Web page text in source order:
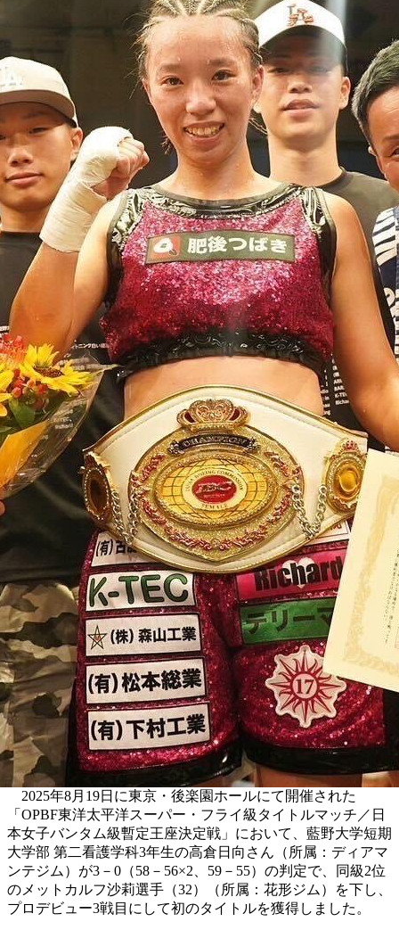
2025年8月19日に東京・後楽園ホールにて開催された
「OPBF東洋太平洋スーパー・フライ級タイトルマッチ／日
本女子バンタム級暫定王座決定戦」において、藍野大学短期
大学部 第二看護学科3年生の高倉日向さん（所属：ディアマ
ンテジム）が3－0（58－56×2、59－55）の判定で、同級2位
のメットカルフ沙莉選手（32）（所属：花形ジム）を下し、
プロデビュー3戦目にして初のタイトルを獲得しました。